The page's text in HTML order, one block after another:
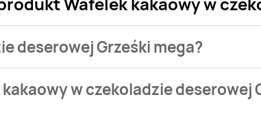
deserowej Grześki mega?
. Wafelek kakaowy w czekoladzie deserowej
w czekoladzie deserowej